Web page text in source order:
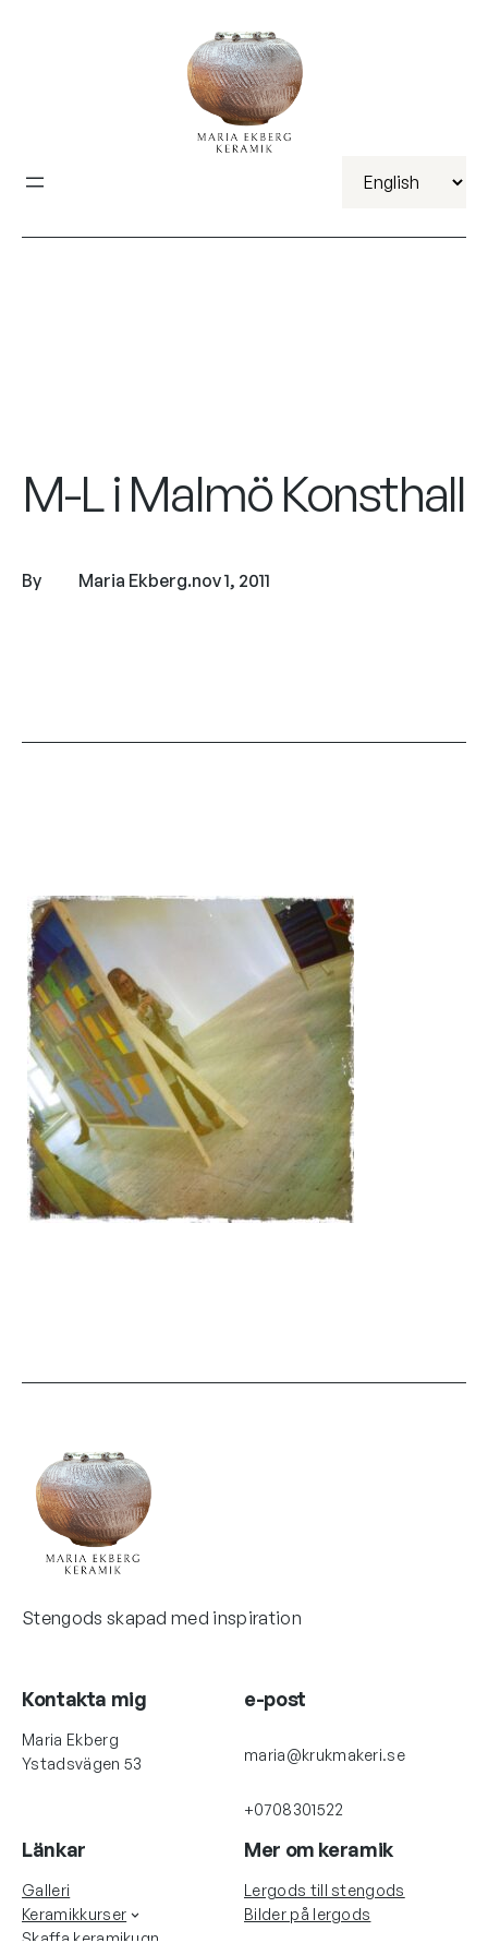
ett
M-L i Malmö Konsthall
By Maria Ekberg.nov 1, 2011
Stengods skapad med inspiration
Kontakta mig
Maria Ekberg
Ystadsvägen 53
e-post
maria@krukmakeri.se
+0708301522
Länkar
Galleri
Keramikkurser
Skaffa keramikugn
Mer om keramik
Lergods till stengods
Bilder på lergods